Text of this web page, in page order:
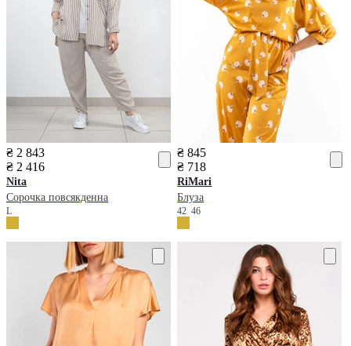
₴ 2 843
₴ 2 416
Nita
Сорочка повсякденна
L
₴ 845
₴ 718
RiMari
Блуза
4246